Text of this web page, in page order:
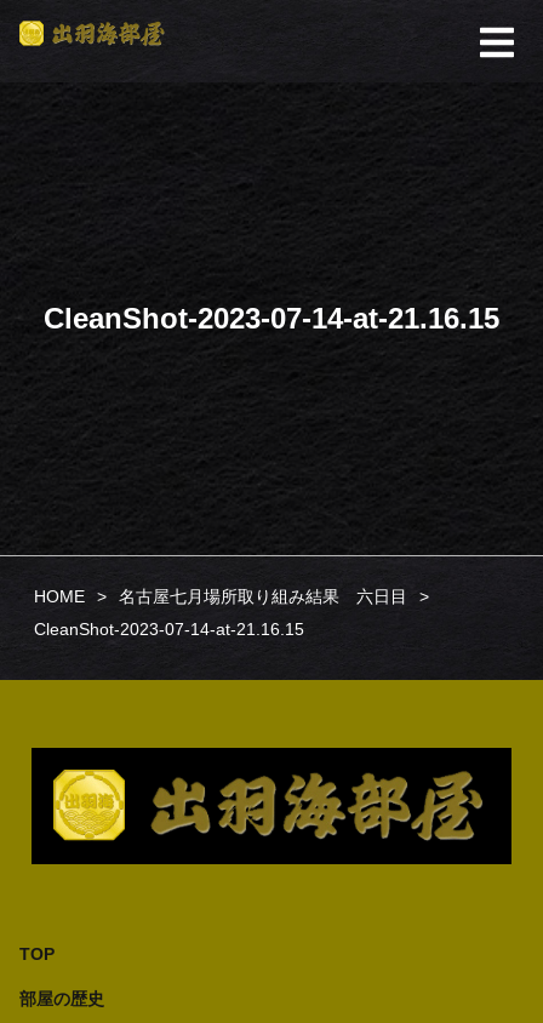
CleanShot-2023-07-14-at-21.16.15
HOME
名古屋七月場所取り組み結果 六日目
CleanShot-2023-07-14-at-21.16.15
TOP
部屋の歴史